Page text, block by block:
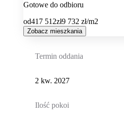
Gotowe do odbioru
od417 512zł9 732 zł/m2
Zobacz mieszkania
Termin oddania
2 kw. 2027
Ilość pokoi